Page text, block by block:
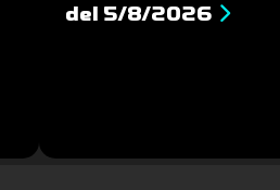
del 5/8/2026